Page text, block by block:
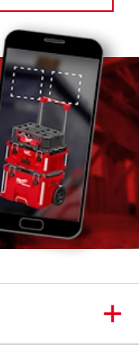
48-22-9008